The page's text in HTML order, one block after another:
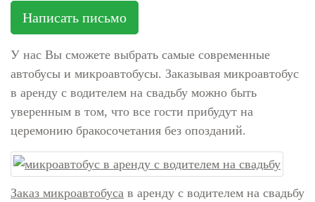
Написать письмо
У нас Вы сможете выбрать самые современные
автобусы и микроавтобусы. Заказывая микроавтобус
в аренду с водителем на свадьбу можно быть
уверенным в том, что все гости прибудут на
церемонию бракосочетания без опозданий.
Заказ микроавтобуса в аренду с водителем на свадьбу